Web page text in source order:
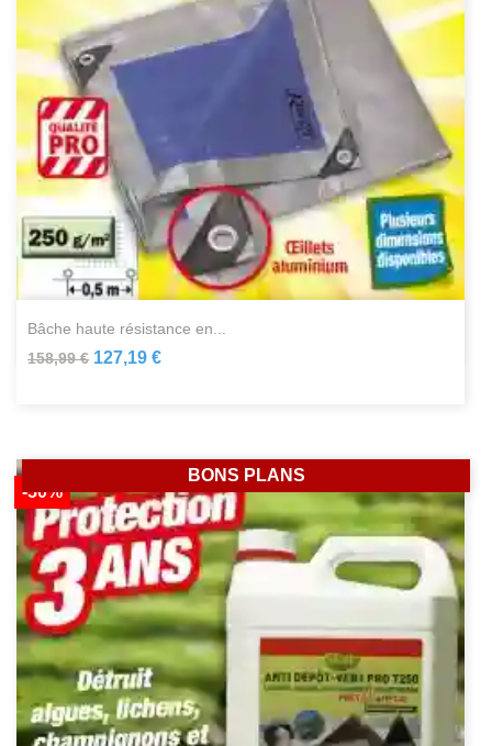
bâche haute résistance en...
158,99 € 127,19 €
-50%
BONS PLANS